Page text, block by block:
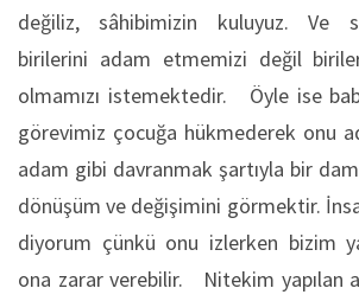
değiliz, sâhibimizin kuluyuz. Ve
birilerini adam etmemizi değil
olmamızı istemektedir. Öyle ise
görevimiz çocuğa hükmederek onu
adam gibi davranmak şartıyla bir
dönüşüm ve değişimini görmektir.
diyorum çünkü onu izlerken bizim
ona zarar verebilir. Nitekim yapılan